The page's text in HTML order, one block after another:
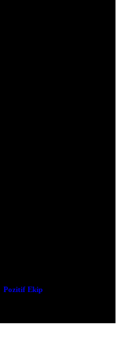
Pozitif Ekip